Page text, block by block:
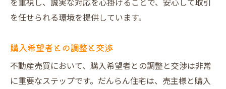
を重視し、誠実な対応を心掛けることで、安心して取引
を任せられる環境を提供しています。
購入希望者との調整と交渉
不動産売買において、購入希望者との調整と交渉は非常
に重要なステップです。だんらん住宅は、売主様と購入